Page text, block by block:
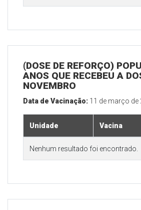
(DOSE DE REFORÇO)
ANOS QUE RECEBEU A
NOVEMBRO
Data de Vacinação: 11 de março de
Unidade Vacina
Nenhum resultado foi encontrado.